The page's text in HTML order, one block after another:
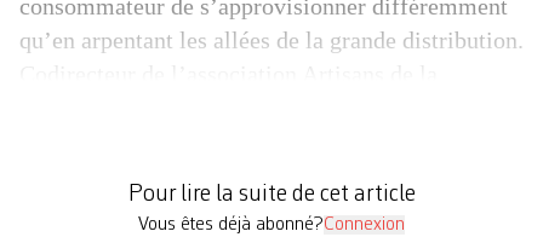
consommateur de s’approvisionner différemment
qu’en arpentant les allées de la grande distribution.
Pour lire la suite de cet article
Vous êtes déjà abonné?Connexion